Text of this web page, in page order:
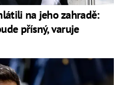
na jeho zahradě:
přísný, varuje